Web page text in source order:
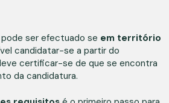
ser efectuado se em território
candidatar-se a partir do
certificar-se de que se encontra
da candidatura.